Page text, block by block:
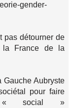
gender-
pas détourner de
la France de la
Gauche Aubryste
pour faire
« social »